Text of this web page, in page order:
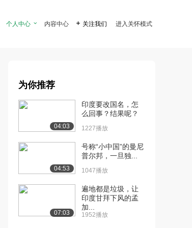
个人中心  内容中心  关注我们 进入关怀模式
为你推荐
04:03
印度要改国名，怎
么回事？结果呢？
1227播放
04:53
号称“小中国”的曼尼
普尔邦，一旦独...
1047播放
07:03
遍地都是垃圾，让
印度甘拜下风的孟
加...
1952播放